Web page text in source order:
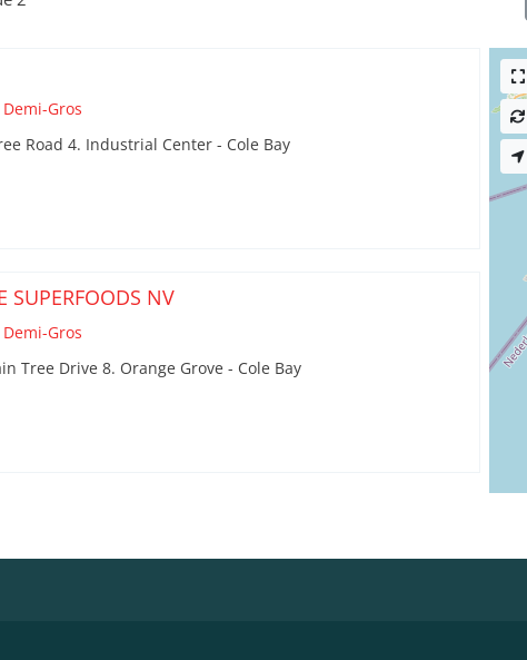
Gros
Road 4. Industrial Center - Cole Bay
SUPERFOODS NV
Gros
Tree Drive 8. Orange Grove - Cole Bay